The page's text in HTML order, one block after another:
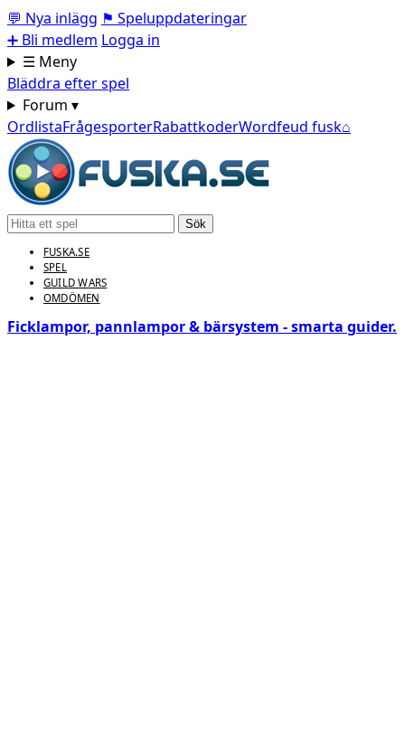
💬 Nya inlägg ⚑ Speluppdateringar
➕ Bli medlem Logga in
☰ Meny
Bläddra efter spel
Forum ▾
OrdlistaFrågesporterRabattkoderWordfeud fusk⌂
Sök
FUSKA.SE
SPEL
GUILD WARS
OMDÖMEN
Ficklampor, pannlampor & bärsystem - smarta guider.